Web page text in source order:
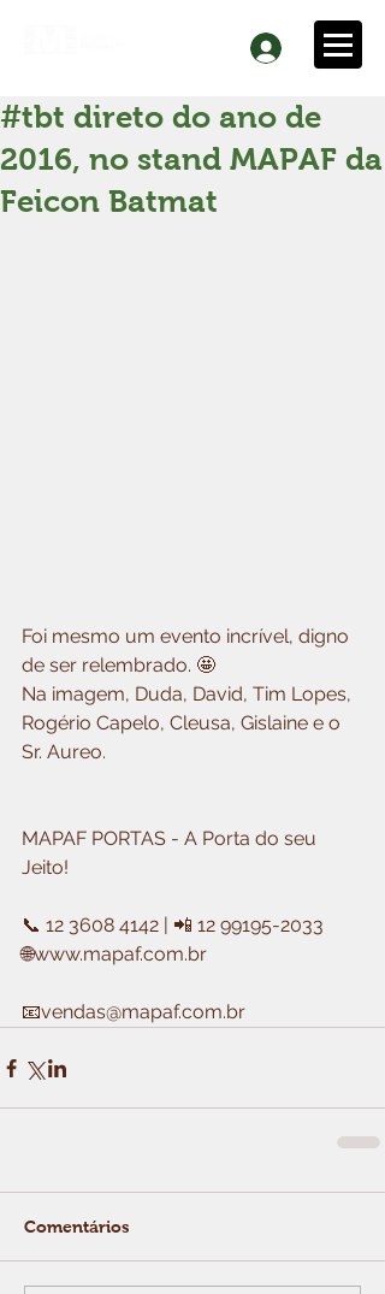
#tbt direto do ano de
2016, no stand MAPAF da
Feicon Batmat
Foi mesmo um evento incrível, digno
de ser relembrado. 🤩
Na imagem, Duda, David, Tim Lopes,
Rogério Capelo, Cleusa, Gislaine e o
Sr. Aureo.
MAPAF PORTAS - A Porta do seu
Jeito!
📞 12 3608 4142 | 📲 12 99195-2033
🌐www.mapaf.com.br
📧vendas@mapaf.com.br
Comentários